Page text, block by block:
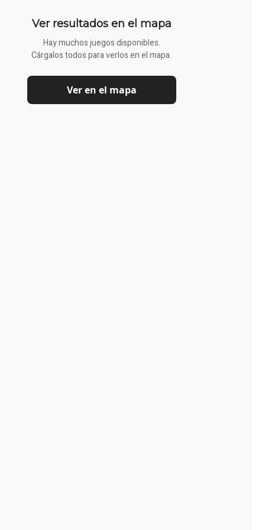
Ver resultados en el mapa
Hay muchos juegos disponibles.
Cárgalos todos para verlos en el mapa.
Ver en el mapa